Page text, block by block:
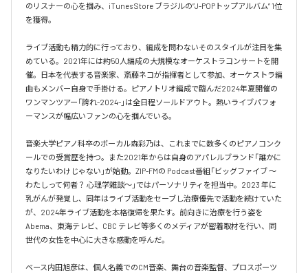
のリスナーの心を掴み、iTunes Store ブラジルの”J-POPトップアルバム” 1位
を獲得。
ライブ活動も精力的に行っており、編成を問わないそのスタイルが注目を集
めている。2021年には約50人編成の大規模なオーケストラコンサートを開
催。日本を代表する音楽家、斎藤ネコが指揮者として参加、オーケストラ編
曲もメンバー自身で手掛ける。ピアノトリオ編成で臨んだ2024年夏開催の
ワンマンツアー「誇れ-2024-」は全日程ソールドアウト。熱いライブパフォ
ーマンスが幅広いファンの心を掴んでいる。
音楽大学ピアノ科卒のボーカル森彩乃は、これまでに数多くのピアノコンク
ールでの受賞歴を持つ。また2021年からは自身のアパレルブランド「誰かに
なりたいわけじゃない」が始動。ZIP-FMの Podcast番組「ビッグファイブ 〜
わたしって何者？ 心理学雑談〜」ではパーソナリティを担当中。2023 年に
乳がんが発覚し、同年はライブ活動をセーブし治療優先で活動を続けていた
が、2024年ライブ活動を本格復帰を果たす。前向きに治療を行う姿を
Abema、東海テレビ、CBC テレビ等多くのメディアが密着取材を行い、同
世代の女性を中心に大きな感動を呼んだ。
ベース内田旭彦は、個人名義でのCM音楽、舞台の音楽監督、プロスポーツ